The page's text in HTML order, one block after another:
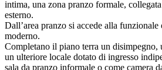
intima, una zona pranzo formale,
esterno.
Dall’area pranzo si accede alla
moderno.
Completano il piano terra un disimpegno,
un ulteriore locale dotato di ingresso
sala da pranzo informale o come camera